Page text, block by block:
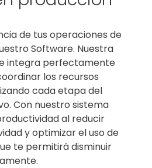
de tus operaciones de
Software. Nuestra
integra perfectamente
los recursos
cada etapa del
Con nuestro sistema
al reducir
y optimizar el uso de
te permitirá disminuir